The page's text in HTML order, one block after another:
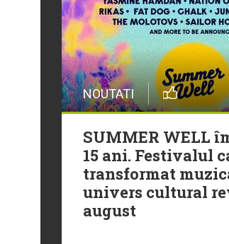
Episod nou |
DJ Christian
20 Iulie
Torpedoul lui
Rose - „Ceai lângă
NOUTATI
SUMMER WELL
15 ani. Festivalul
transformat
univers cultural
august